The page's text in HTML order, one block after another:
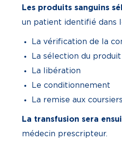
Les produits sanguins
un patient identifié dans
La vérification de la
La sélection du
La libération
Le conditionnement
La remise aux
La transfusion sera
médecin prescripteur.